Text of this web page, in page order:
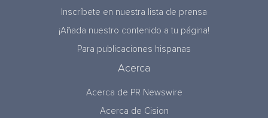
Inscríbete en nuestra lista de prensa
¡Añada nuestro contenido a tu página!
Para publicaciones hispanas
Acerca
Acerca de PR Newswire
Acerca de Cision